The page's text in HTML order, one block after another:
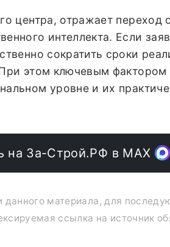
центра, отражает переход
интеллекта. Если
сократить сроки
этом ключевым фактором
уровне и их
на За-Строй.РФ в МАХ
материала, для
ссылка на источник